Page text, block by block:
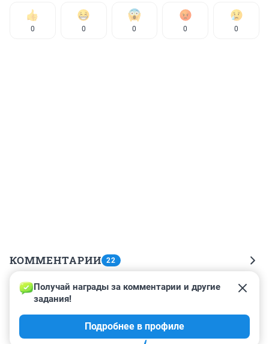
0 0 0 0 0
КОММЕНТАРИИ 22
Гость
6 мая 2023, 14:57
Просто мужичок еще 17 лет назад понял к чему надо
готовиться - провидец!
Получай награды за комментарии и другие
задания!
Подробнее в профиле